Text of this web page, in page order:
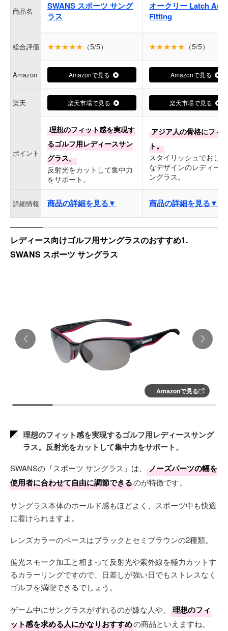
商品名
SWANS スポーツ サング
ラス
オークリー Latch Asia
Fitting
総合評価 ★★★★★ （5/5） ★★★★★ （5/5）
Amazon Amazonで見る Amazonで見る
楽天 楽天市場で見る 楽天市場で見る
ポイント
理想のフィット感を実現す
るゴルフ用レディースサン
グラス。
反射光をカットして集中力
をサポート。
アジア人の骨格にフィ
ト。
スタイリッシュでおし
なデザインのレディー
ングラス。
詳細情報 商品の詳細を見る▼ 商品の詳細を見る▼
レディース向けゴルフ用サングラスのおすすめ1.
SWANS スポーツ サングラス
Amazonで見る
理想のフィット感を実現するゴルフ用レディースサング
ラス。反射光をカットして集中力をサポート。
SWANSの『スポーツ サングラス』は、
ノーズパーツの幅を
使用者に合わせて自由に調節できるのが特徴です。
サングラス本体のホールド感もほどよく、スポーツ中も快適
に着けられますよ。
レンズカラーのベースはブラックとセミブラウンの2種類。
偏光スモーク加工と相まって反射光や紫外線を極力カットす
るカラーリングですので、日差しが強い日でもストレスなく
ゴルフを満喫できるでしょう。
ゲーム中にサングラスがずれるのが嫌な人や、
理想のフィ
ット感を求める人にかなりおすすめの商品といえますね。